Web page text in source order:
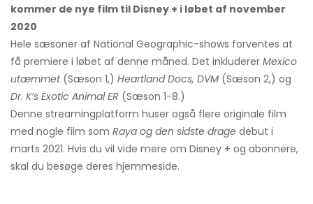
kommer de nye film til Disney + i løbet af november
2020
Hele sæsoner af National Geographic-shows forventes at
få premiere i løbet af denne måned. Det inkluderer Mexico
utæmmet(Sæson 1,) Heartland Docs, DVM (Sæson 2,) og
Dr. K’s Exotic Animal ER (Sæson 1-8.)
Denne streamingplatform huser også flere originale film
med nogle film som Raya og den sidste drage debut i
marts 2021. Hvis du vil vide mere om Disney + og abonnere,
skal du besøge deres hjemmeside.